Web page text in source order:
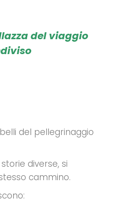
del viaggio
del pellegrinaggio
diverse, si
cammino.